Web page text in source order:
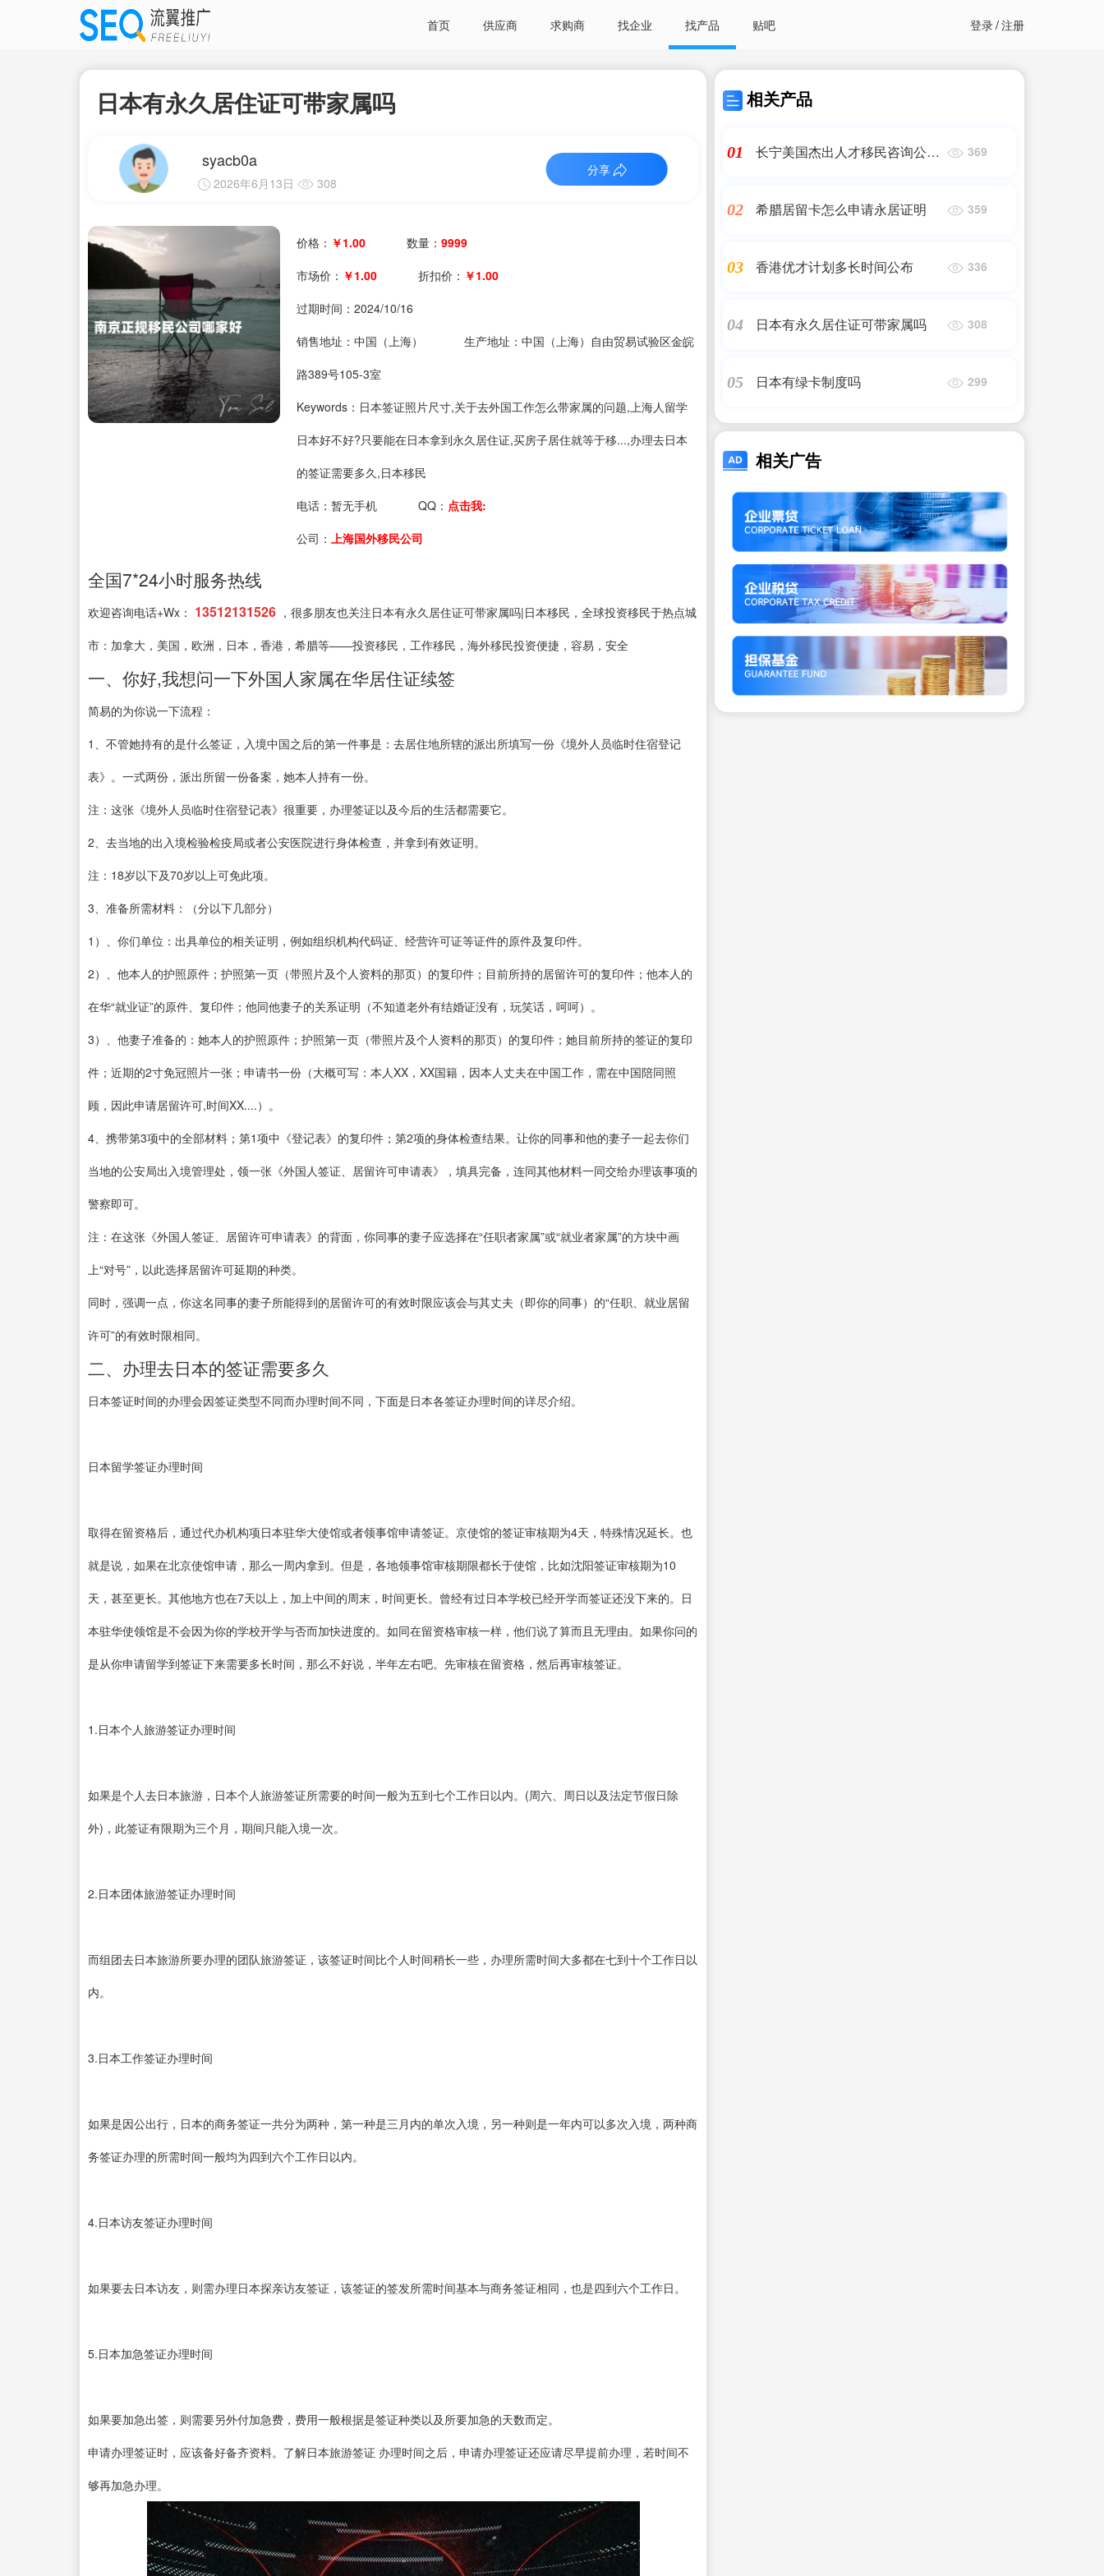
首页 供应商 求购商 找企业 找产品 贴吧 登录/注册
日本有永久居住证可带家属吗
syacb0a
2026年6月13日 308
分享
价格： ￥1.00 数量：9999
市场价： ￥1.00 折扣价： ￥1.00
过期时间：2024/10/16
销售地址：中国（上海）
生产地址：中国（上海）自由贸易试验区金皖
路389号105-3室
Keywords：日本签证照片尺寸,关于去外国工作怎么带家属的问题,上海人留学
日本好不好?只要能在日本拿到永久居住证,买房子居住就等于移...,办理去日本
的签证需要多久,日本移民
电话：暂无手机 QQ： 点击我:
公司：上海国外移民公司
全国7*24小时服务热线
欢迎咨询电话+Wx： 13512131526 ，很多朋友也关注日本有永久居住证可带家属吗|日本移民，全球投资移民于热点城
市：加拿大，美国，欧洲，日本，香港，希腊等——投资移民，工作移民，海外移民投资便捷，容易，安全
一、你好,我想问一下外国人家属在华居住证续签
简易的为你说一下流程：
1、不管她持有的是什么签证，入境中国之后的第一件事是：去居住地所辖的派出所填写一份《境外人员临时住宿登记
表》。一式两份，派出所留一份备案，她本人持有一份。
注：这张《境外人员临时住宿登记表》很重要，办理签证以及今后的生活都需要它。
2、去当地的出入境检验检疫局或者公安医院进行身体检查，并拿到有效证明。
注：18岁以下及70岁以上可免此项。
3、准备所需材料：（分以下几部分）
1）、你们单位：出具单位的相关证明，例如组织机构代码证、经营许可证等证件的原件及复印件。
2）、他本人的护照原件；护照第一页（带照片及个人资料的那页）的复印件；目前所持的居留许可的复印件；他本人的
在华“就业证”的原件、复印件；他同他妻子的关系证明（不知道老外有结婚证没有，玩笑话，呵呵）。
3）、他妻子准备的：她本人的护照原件；护照第一页（带照片及个人资料的那页）的复印件；她目前所持的签证的复印
件；近期的2寸免冠照片一张；申请书一份（大概可写：本人XX，XX国籍，因本人丈夫在中国工作，需在中国陪同照
顾，因此申请居留许可,时间XX....）。
4、携带第3项中的全部材料；第1项中《登记表》的复印件；第2项的身体检查结果。让你的同事和他的妻子一起去你们
当地的公安局出入境管理处，领一张《外国人签证、居留许可申请表》，填具完备，连同其他材料一同交给办理该事项的
警察即可。
注：在这张《外国人签证、居留许可申请表》的背面，你同事的妻子应选择在“任职者家属”或“就业者家属”的方块中画
上“对号”，以此选择居留许可延期的种类。
同时，强调一点，你这名同事的妻子所能得到的居留许可的有效时限应该会与其丈夫（即你的同事）的“任职、就业居留
许可”的有效时限相同。
二、办理去日本的签证需要多久
日本签证时间的办理会因签证类型不同而办理时间不同，下面是日本各签证办理时间的详尽介绍。
日本留学签证办理时间
取得在留资格后，通过代办机构项日本驻华大使馆或者领事馆申请签证。京使馆的签证审核期为4天，特殊情况延长。也
就是说，如果在北京使馆申请，那么一周内拿到。但是，各地领事馆审核期限都长于使馆，比如沈阳签证审核期为10
天，甚至更长。其他地方也在7天以上，加上中间的周末，时间更长。曾经有过日本学校已经开学而签证还没下来的。日
本驻华使领馆是不会因为你的学校开学与否而加快进度的。如同在留资格审核一样，他们说了算而且无理由。如果你问的
是从你申请留学到签证下来需要多长时间，那么不好说，半年左右吧。先审核在留资格，然后再审核签证。
1.日本个人旅游签证办理时间
如果是个人去日本旅游，日本个人旅游签证所需要的时间一般为五到七个工作日以内。(周六、周日以及法定节假日除
外)，此签证有限期为三个月，期间只能入境一次。
2.日本团体旅游签证办理时间
而组团去日本旅游所要办理的团队旅游签证，该签证时间比个人时间稍长一些，办理所需时间大多都在七到十个工作日以
内。
3.日本工作签证办理时间
如果是因公出行，日本的商务签证一共分为两种，第一种是三月内的单次入境，另一种则是一年内可以多次入境，两种商
务签证办理的所需时间一般均为四到六个工作日以内。
4.日本访友签证办理时间
如果要去日本访友，则需办理日本探亲访友签证，该签证的签发所需时间基本与商务签证相同，也是四到六个工作日。
5.日本加急签证办理时间
如果要加急出签，则需要另外付加急费，费用一般根据是签证种类以及所要加急的天数而定。
申请办理签证时，应该备好备齐资料。了解日本旅游签证 办理时间之后，申请办理签证还应请尽早提前办理，若时间不
够再加急办理。
相关产品
01
长宁美国杰出人才移民咨询公司
369
02 希腊居留卡怎么申请永居证明 359
03 香港优才计划多长时间公布 336
04 日本有永久居住证可带家属吗 308
05 日本有绿卡制度吗 299
相关广告